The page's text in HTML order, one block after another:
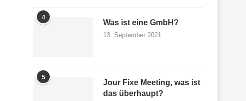
4
Was ist eine GmbH?
13. September 2021
5
Jour Fixe Meeting, was ist
das überhaupt?